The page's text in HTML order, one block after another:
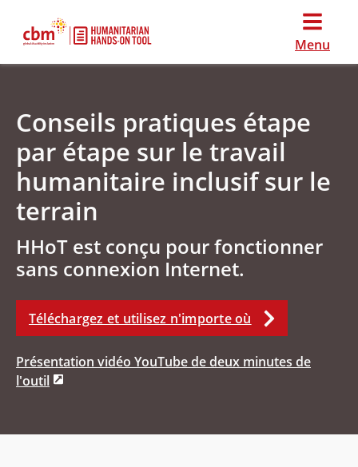
Menu
Conseils pratiques étape
par étape sur le travail
humanitaire inclusif sur le
terrain
HHoT est conçu pour fonctionner
sans connexion Internet.
Téléchargez et utilisez n'importe où
Présentation vidéo YouTube de deux minutes de
l'outil